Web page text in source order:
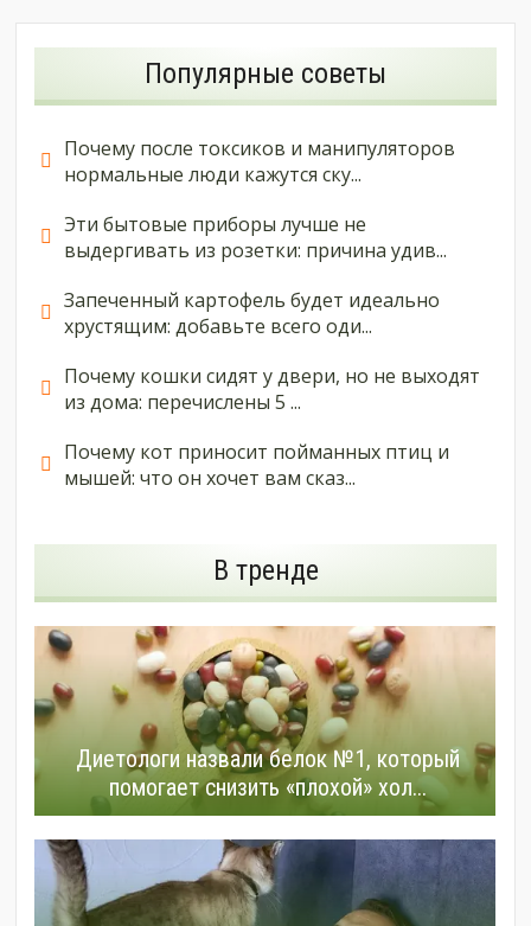
Популярные советы
Почему после токсиков и манипуляторов
нормальные люди кажутся ску...
Эти бытовые приборы лучше не
выдергивать из розетки: причина удив...
Запеченный картофель будет идеально
хрустящим: добавьте всего оди...
Почему кошки сидят у двери, но не выходят
из дома: перечислены 5 ...
Почему кот приносит пойманных птиц и
мышей: что он хочет вам сказ...
В тренде
Диетологи назвали белок №1, который
помогает снизить «плохой» хол...